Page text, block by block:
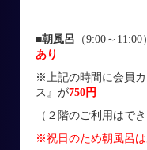
■朝風呂 （9:00～11:00）
あり
※上記の時間に会員
ス』が750円
（２階のご利用はでき
※祝日のため朝風呂